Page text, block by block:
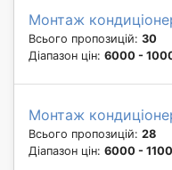
Монтаж
Всього пропозицій: 30
Діапазон цін: 6000 -
Монтаж
Всього пропозицій: 28
Діапазон цін: 6000 -